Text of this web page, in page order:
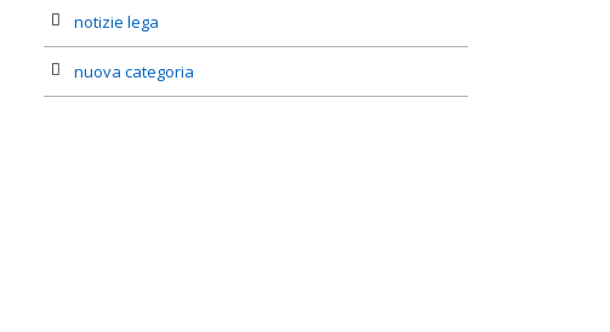
notizie lega
nuova categoria